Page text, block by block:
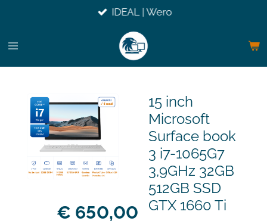
naar
IDEAL | Wero
15 inch
Microsoft
Surface book
3 i7-1065G7
3,9GHz 32GB
512GB SSD
GTX 1660 Ti
€ 650,00